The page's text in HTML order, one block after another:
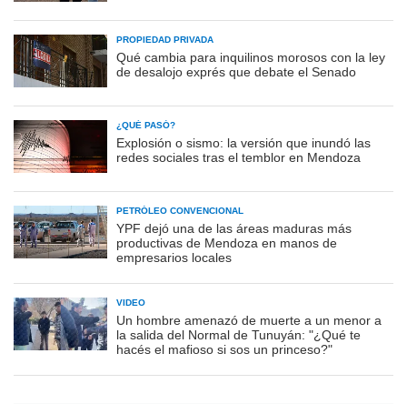
PROPIEDAD PRIVADA
Qué cambia para inquilinos morosos con la ley
de desalojo exprés que debate el Senado
¿QUÉ PASÓ?
Explosión o sismo: la versión que inundó las
redes sociales tras el temblor en Mendoza
PETRÓLEO CONVENCIONAL
YPF dejó una de las áreas maduras más
productivas de Mendoza en manos de
empresarios locales
VIDEO
Un hombre amenazó de muerte a un menor a
la salida del Normal de Tunuyán: "¿Qué te
hacés el mafioso si sos un princeso?"